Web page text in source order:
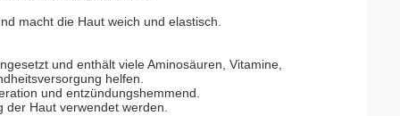
macht die Haut weich und elastisch.
und enthält viele Aminosäuren, Vitamine,
helfen.
und entzündungshemmend.
Haut verwendet werden.